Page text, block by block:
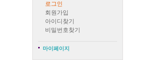
로그인
회원가입
아이디찾기
비밀번호찾기
마이페이지